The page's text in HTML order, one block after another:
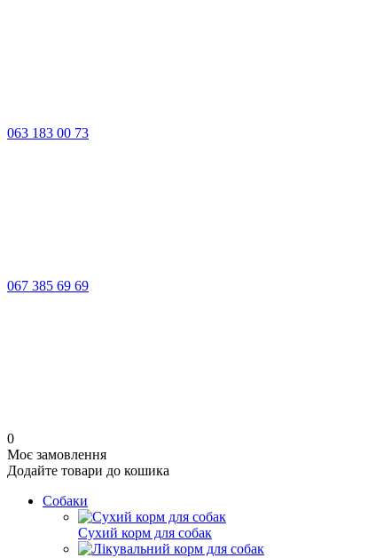
063 183 00 73
067 385 69 69
0
Моє замовлення
Додайте товари до кошика
Собаки
Сухий корм для собак